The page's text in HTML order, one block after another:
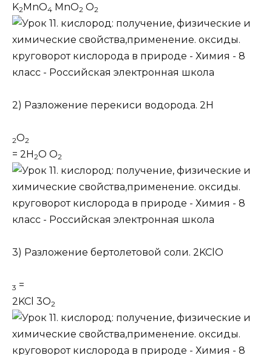
K2MnO4 MnO2 O2
2) Разложение перекиси водорода. 2H
2O2
= 2H2O O2
3) Разложение бертолетовой соли. 2KClO
3 =
2KCl 3O2